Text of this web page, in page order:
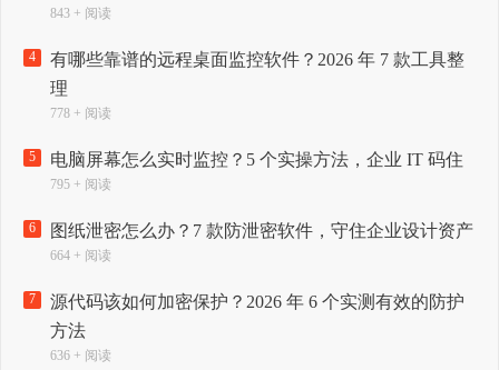
843 + 阅读
4
有哪些靠谱的远程桌面监控软件？2026 年 7 款工具整
理
778 + 阅读
5 电脑屏幕怎么实时监控？5 个实操方法，企业 IT 码住
795 + 阅读
6 图纸泄密怎么办？7 款防泄密软件，守住企业设计资产
664 + 阅读
7
源代码该如何加密保护？2026 年 6 个实测有效的防护
方法
636 + 阅读